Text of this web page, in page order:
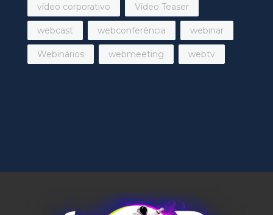
vídeo corporativo Vídeo Teaser
webcast webconferência webinar
Webinários webmeeting webtv